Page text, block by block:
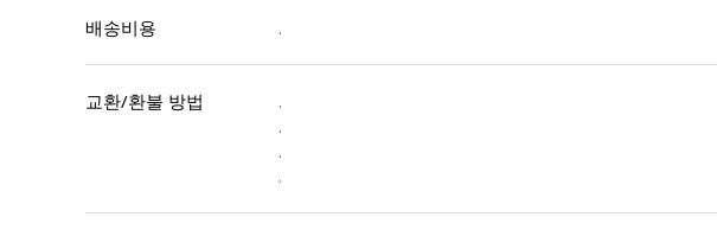
배송비용 .
교환/환불 방법
.
.
.
.